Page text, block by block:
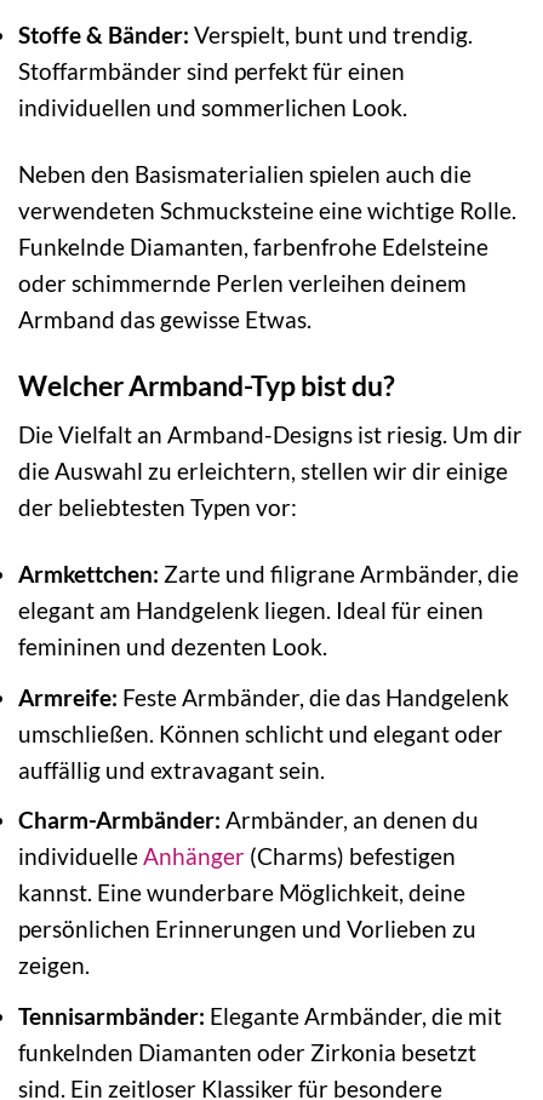
Stoffe & Bänder: Verspielt, bunt und trendig.
Stoffarmbänder sind perfekt für einen
individuellen und sommerlichen Look.
Neben den Basismaterialien spielen auch die
verwendeten Schmucksteine eine wichtige Rolle.
Funkelnde Diamanten, farbenfrohe Edelsteine
oder schimmernde Perlen verleihen deinem
Armband das gewisse Etwas.
Welcher Armband-Typ bist du?
Die Vielfalt an Armband-Designs ist riesig. Um dir
die Auswahl zu erleichtern, stellen wir dir einige
der beliebtesten Typen vor:
Armkettchen: Zarte und filigrane Armbänder, die
elegant am Handgelenk liegen. Ideal für einen
femininen und dezenten Look.
Armreife: Feste Armbänder, die das Handgelenk
umschließen. Können schlicht und elegant oder
auffällig und extravagant sein.
Charm-Armbänder: Armbänder, an denen du
individuelleAnhänger (Charms) befestigen
kannst. Eine wunderbare Möglichkeit, deine
persönlichen Erinnerungen und Vorlieben zu
zeigen.
Tennisarmbänder: Elegante Armbänder, die mit
funkelnden Diamanten oder Zirkonia besetzt
sind. Ein zeitloser Klassiker für besondere